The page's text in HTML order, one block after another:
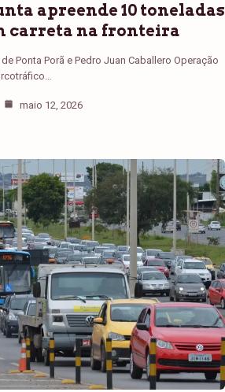
apreende 10 toneladas
carreta na fronteira
Ponta Porã e Pedro Juan Caballero Operação
maio 12, 2026